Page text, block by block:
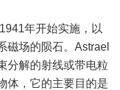
年开始实施，以
磁场的陨石。Astrael
分解的射线或带电粒
体，它的主要目的是